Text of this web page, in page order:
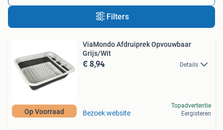
Filters
Op Voorraad
ViaMondo Afdruiprek Opvouwbaar
Grijs/Wit
€ 8,94 Details
Bezoek website
Topadvertentie
Eergisteren